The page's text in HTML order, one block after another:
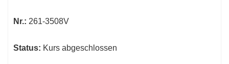
Nr.: 261-3508V
Status: Kurs abgeschlossen